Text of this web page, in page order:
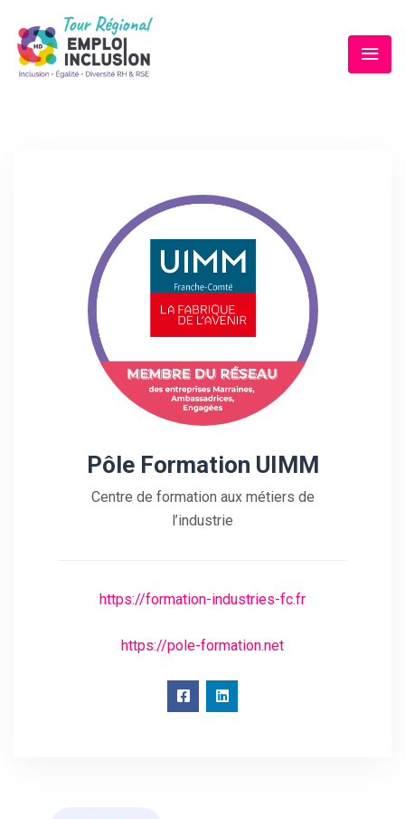
Pôle Formation UIMM
Centre de formation aux métiers de
l’industrie
https://formation-industries-fc.fr
https://pole-formation.net